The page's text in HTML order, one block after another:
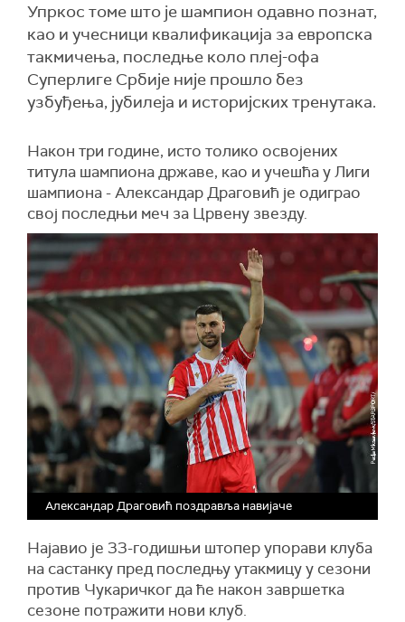
Упркос томе што је шампион одавно познат,
као и учесници квалификација за европска
такмичења, последње коло плеј-офа
Суперлиге Србије није прошло без
узбуђења, јубилеја и историјских тренутака.
Након три године, исто толико освојених
титула шампиона државе, као и учешћа у Лиги
шампиона - Александар Драговић је одиграо
свој последњи меч за Црвену звезду.
Александар Драговић поздравља навијаче
Најавио је 33-годишњи штопер упорави клуба
на састанку пред последњу утакмицу у сезони
против Чукаричког да ће након завршетка
сезоне потражити нови клуб.